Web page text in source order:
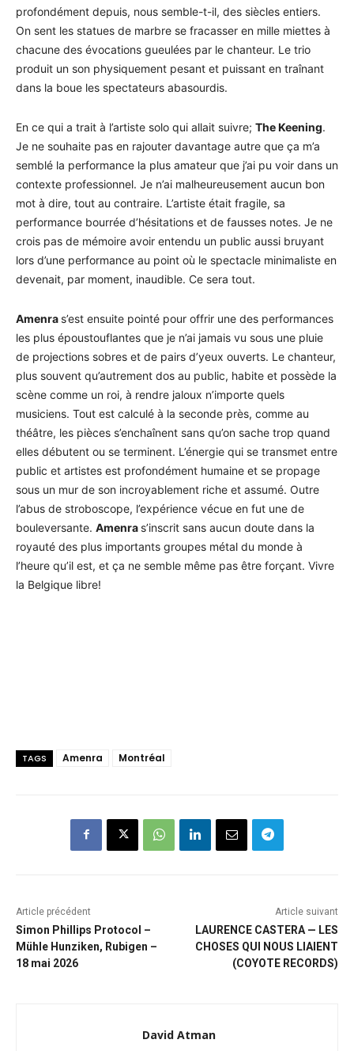
profondément depuis, nous semble-t-il, des siècles entiers.
On sent les statues de marbre se fracasser en mille miettes à
chacune des évocations gueulées par le chanteur. Le trio
produit un son physiquement pesant et puissant en traînant
dans la boue les spectateurs abasourdis.
En ce qui a trait à l’artiste solo qui allait suivre; The Keening.
Je ne souhaite pas en rajouter davantage autre que ça m’a
semblé la performance la plus amateur que j’ai pu voir dans un
contexte professionnel. Je n’ai malheureusement aucun bon
mot à dire, tout au contraire. L’artiste était fragile, sa
performance bourrée d’hésitations et de fausses notes. Je ne
crois pas de mémoire avoir entendu un public aussi bruyant
lors d’une performance au point où le spectacle minimaliste en
devenait, par moment, inaudible. Ce sera tout.
Amenra s’est ensuite pointé pour offrir une des performances
les plus époustouflantes que je n’ai jamais vu sous une pluie
de projections sobres et de pairs d’yeux ouverts. Le chanteur,
plus souvent qu’autrement dos au public, habite et possède la
scène comme un roi, à rendre jaloux n’importe quels
musiciens. Tout est calculé à la seconde près, comme au
théâtre, les pièces s’enchaînent sans qu’on sache trop quand
elles débutent ou se terminent. L’énergie qui se transmet entre
public et artistes est profondément humaine et se propage
sous un mur de son incroyablement riche et assumé. Outre
l’abus de stroboscope, l’expérience vécue en fut une de
bouleversante. Amenra s’inscrit sans aucun doute dans la
royauté des plus importants groupes métal du monde à
l’heure qu’il est, et ça ne semble même pas être forçant. Vivre
la Belgique libre!
TAGS Amenra Montréal
Article précédent
Simon Phillips Protocol –
Mühle Hunziken, Rubigen –
18 mai 2026
Article suivant
LAURENCE CASTERA — LES
CHOSES QUI NOUS LIAIENT
(COYOTE RECORDS)
David Atman